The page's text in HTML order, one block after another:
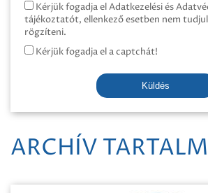
Kérjük fogadja el Adatkezelési és
tájékoztatót, ellenkező esetben nem
rögzíteni.
Kérjük fogadja el a captchát!
Küldés
ARCHÍV